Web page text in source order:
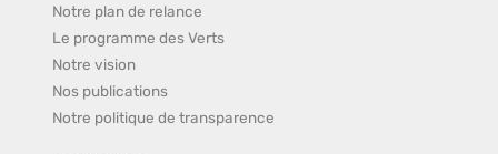
Notre plan de relance
Le programme des Verts
Notre vision
Nos publications
Notre politique de transparence